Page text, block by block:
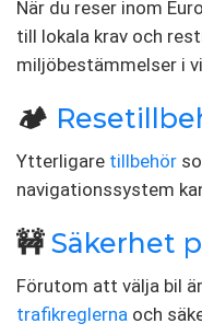
När du reser inom
till lokala krav och
miljöbestämmelser i
🏕️
Ytterligare tillbehör
navigationssystem
🚧 Säkerhet
Förutom att välja bil
trafikreglerna och